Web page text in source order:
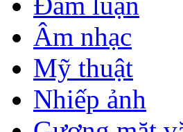
Âm nhạc
Mỹ thuật
Nhiếp ảnh